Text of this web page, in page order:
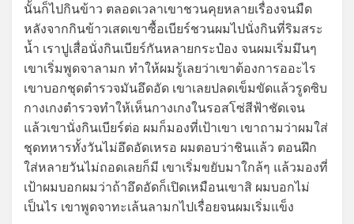
นั้นก็ไปกินข้าว ตลอดเวลาเขาชวนคุยหลายเรื่องจนมืด
หลังจากกินข้าวเสดเขาซื้อเบียร์ชวนผมไปนั่งกินที่ริมสระ
น้ำ เราปูเสื่อนั่งกินเบียร์กันหลายกระป๋อง จนผมเริ่มมึนๆ
เขาเริ่มพูดจาลามก ทำให้ผมรู้เลยว่าเขาต้องการออะไร
เขาบอกชุดตำรวจมันอึดอัด เขาเลยปลดเข็มขัดแล้วรูดซิบ
กางเกงตำรวจทำให้เห็นกางเกงในรอสโซ่สีฟ้าชัดเจน
แล้วเขานั่งกินเบียร์ต่อ ผมก็มองที่เป้าเขา เขาถามว่าผมใส่
ชุดทหารทั้งวันไม่อึดอัดเหรอ ผมตอบว่าชินแล้ว ตอนฝึก
ใส่หลายวันไม่ถอดเลยก็มี เขาเริ่มขยับมาใกล้ๆ แล้วมองที่
เป้าผมบอกผมว่าถ้าอึดอัดก็เปิดเหมือนเขาสิ ผมบอกไม่
เป็นไร เขาพูดจาทะเล้นลามกไปเรื่อยจนผมเริ่มแข็ง